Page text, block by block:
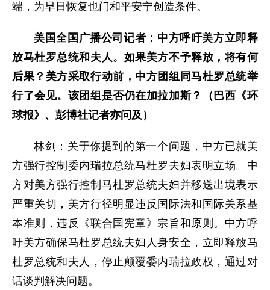
端，为早日恢复也门和平安宁创造条件。
美国全国广播公司记者：中方呼吁美方立即释
放马杜罗总统和夫人。如果美方不予释放，将有何
后果？美方采取行动前，中方团组同马杜罗总统举
行了会见。该团组是否仍在加拉加斯？（巴西《环
球报》、彭博社记者亦问及）
林剑：关于你提到的第一个问题，中方已就美
方强行控制委内瑞拉总统马杜罗夫妇表明立场。中
方对美方强行控制马杜罗总统夫妇并移送出境表示
严重关切，美方行径明显违反国际法和国际关系基
本准则，违反《联合国宪章》宗旨和原则。中方呼
吁美方确保马杜罗总统夫妇人身安全，立即释放马
杜罗总统和夫人，停止颠覆委内瑞拉政权，通过对
话谈判解决问题。